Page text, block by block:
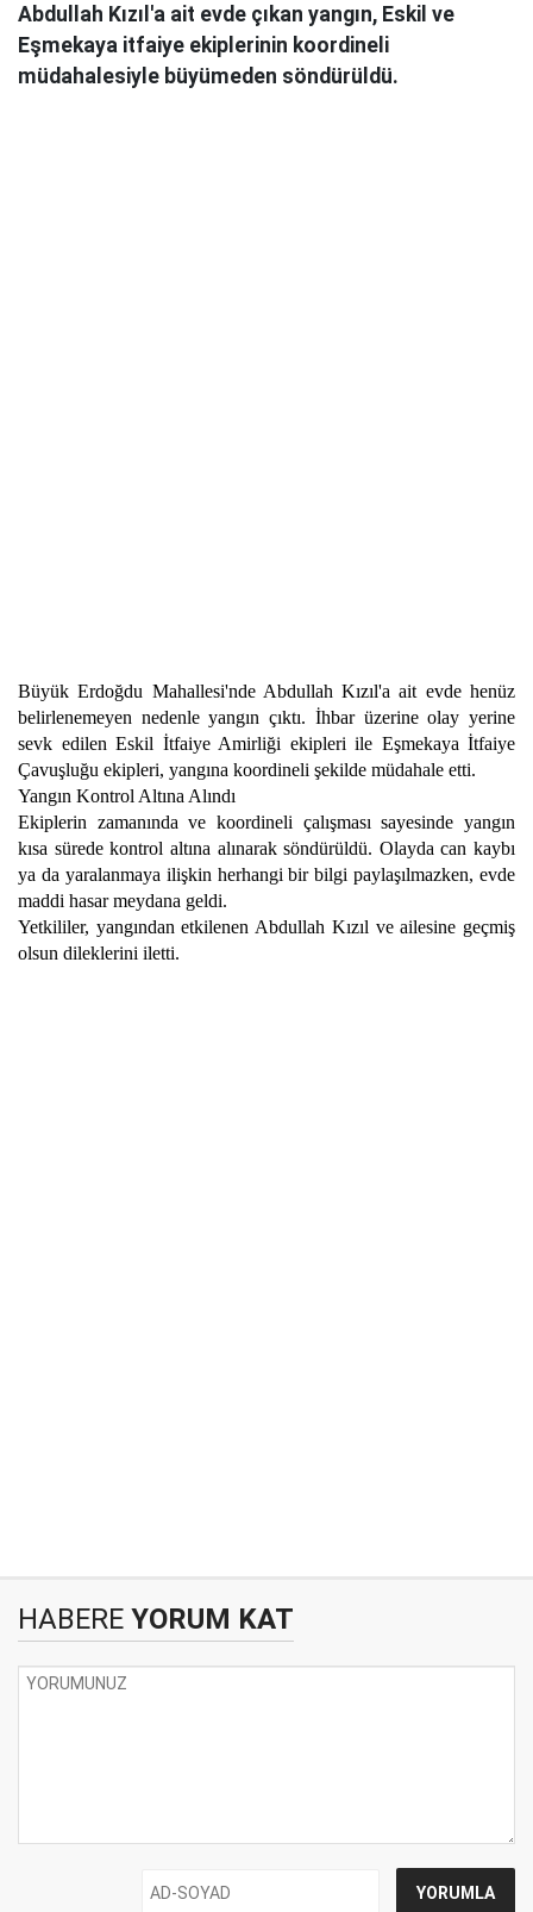
Abdullah Kızıl'a ait evde çıkan yangın, Eskil ve
Eşmekaya itfaiye ekiplerinin koordineli
müdahalesiyle büyümeden söndürüldü.
Büyük Erdoğdu Mahallesi'nde Abdullah Kızıl'a ait evde henüz
belirlenemeyen nedenle yangın çıktı. İhbar üzerine olay yerine
sevk edilen Eskil İtfaiye Amirliği ekipleri ile Eşmekaya İtfaiye
Çavuşluğu ekipleri, yangına koordineli şekilde müdahale etti.
Yangın Kontrol Altına Alındı
Ekiplerin zamanında ve koordineli çalışması sayesinde yangın
kısa sürede kontrol altına alınarak söndürüldü. Olayda can kaybı
ya da yaralanmaya ilişkin herhangi bir bilgi paylaşılmazken, evde
maddi hasar meydana geldi.
Yetkililer, yangından etkilenen Abdullah Kızıl ve ailesine geçmiş
olsun dileklerini iletti.
HABERE YORUM KAT